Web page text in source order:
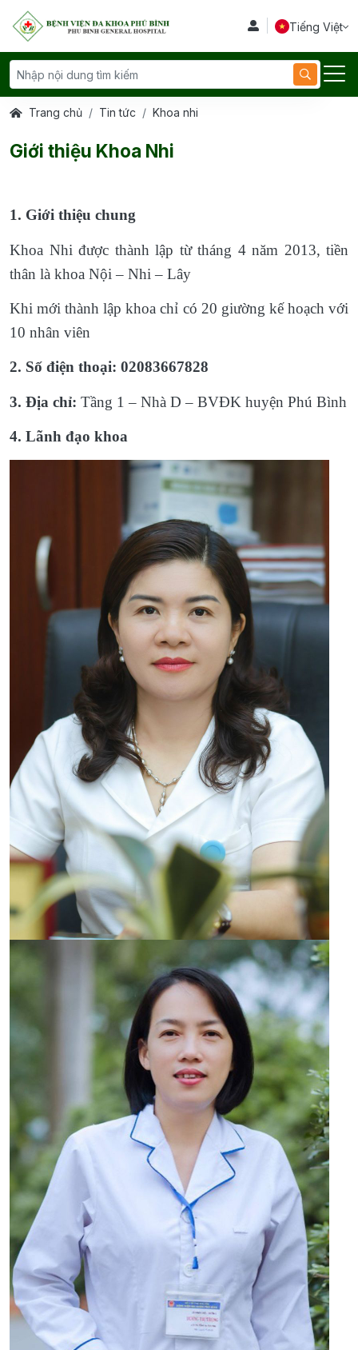
Tiếng Việt
Trang chủ Tin tức Khoa nhi
Giới thiệu Khoa Nhi
1. Giới thiệu chung
Khoa Nhi được thành lập từ tháng 4 năm 2013, tiền
thân là khoa Nội – Nhi – Lây
Khi mới thành lập khoa chỉ có 20 giường kế hoạch với
10 nhân viên
2. Số điện thoại: 02083667828
3. Địa chỉ: Tầng 1 – Nhà D – BVĐK huyện Phú Bình
4. Lãnh đạo khoa